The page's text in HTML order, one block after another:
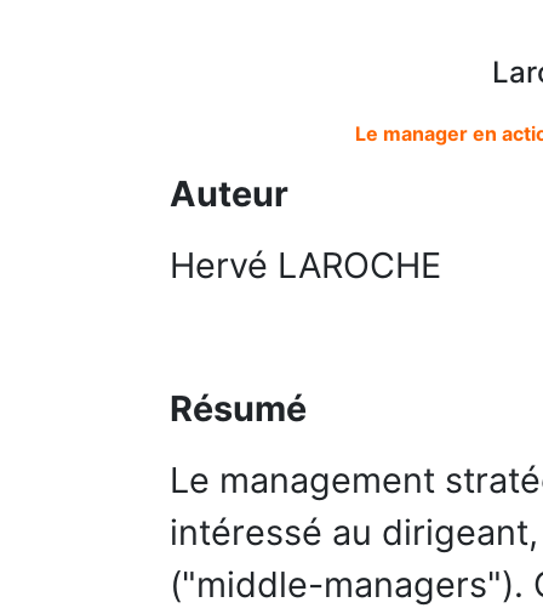
Le manager en
Auteur
Hervé LAROCHE
Résumé
Le management
intéressé au
("middle-managers").